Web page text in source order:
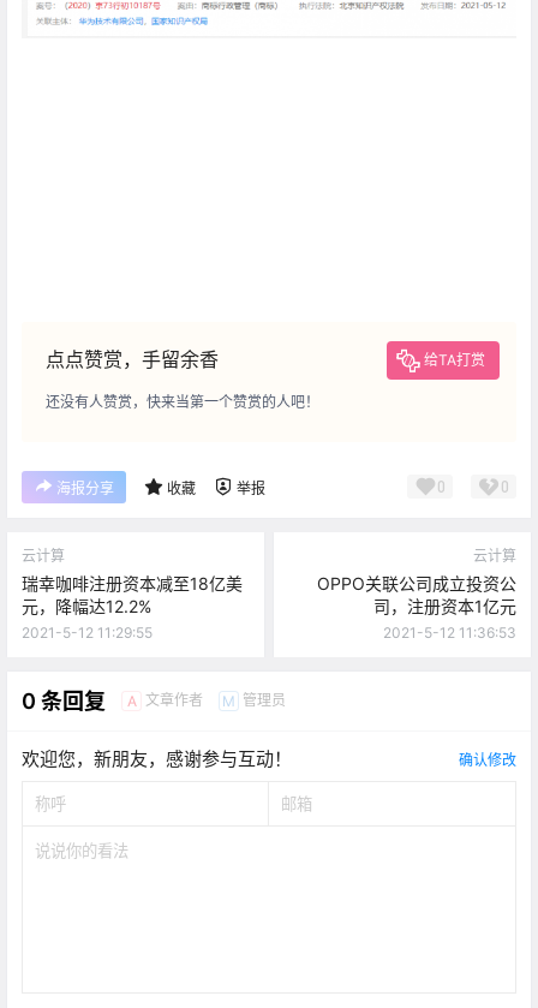
点点赞赏，手留余香 给TA打赏
还没有人赞赏，快来当第一个赞赏的人吧！
海报分享 收藏 举报 0 0
云计算
瑞幸咖啡注册资本减至18亿美
元，降幅达12.2%
2021-5-12 11:29:55
云计算
OPPO关联公司成立投资公
司，注册资本1亿元
2021-5-12 11:36:53
0 条回复 A 文章作者 M 管理员
欢迎您，新朋友，感谢参与互动！ 确认修改